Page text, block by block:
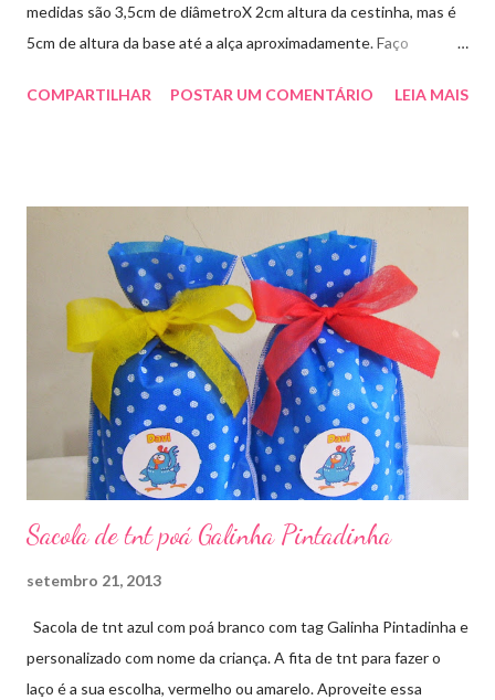
medidas são 3,5cm de diâmetroX 2cm altura da cestinha, mas é
5cm de altura da base até a alça aproximadamente. Faço
enfeitar sua festa!!! artesmania1@hotmail.com
COMPARTILHAR POSTAR UM COMENTÁRIO LEIA MAIS
Sacola de tnt poá Galinha Pintadinha
setembro 21, 2013
Sacola de tnt azul com poá branco com tag Galinha Pintadinha e
personalizado com nome da criança. A fita de tnt para fazer o
laço é a sua escolha, vermelho ou amarelo. Aproveite essa